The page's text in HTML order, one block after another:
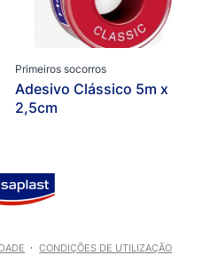
Primeiros socorros
Adesivo Clássico 5m x
2,5cm
CONDIÇÕES DE UTILIZAÇÃO